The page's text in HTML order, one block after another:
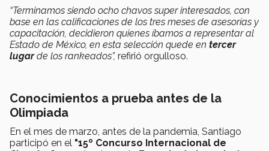
“Terminamos siendo ocho chavos super interesados, con
base en las calificaciones de los tres meses de asesorías y
capacitación, decidieron quienes íbamos a representar al
Estado de México, en esta selección quede en tercer
lugarde los rankeados”, refirió orgulloso.
Conocimientos a prueba antes de la
Olimpiada
En el mes de marzo, antes de la pandemia, Santiago
participó en el "15º Concurso Internacional de